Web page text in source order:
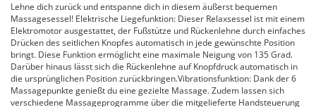
Lehne dich zurück und entspanne dich in diesem äußerst bequemen
Massagesessel! Elektrische Liegefunktion: Dieser Relaxsessel ist mit einem
Elektromotor ausgestattet, der Fußstütze und Rückenlehne durch einfaches
Drücken des seitlichen Knopfes automatisch in jede gewünschte Position
bringt. Diese Funktion ermöglicht eine maximale Neigung von 135 Grad.
Darüber hinaus lässt sich die Rückenlehne auf Knopfdruck automatisch in
die ursprünglichen Position zurückbringen.Vibrationsfunktion: Dank der 6
Massagepunkte genießt du eine gezielte Massage. Zudem lassen sich
verschiedene Massageprogramme über die mitgelieferte Handsteuerung